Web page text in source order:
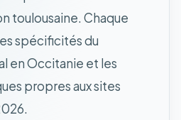
toulousaine. Chaque
spécificités du
en Occitanie et les
propres aux sites